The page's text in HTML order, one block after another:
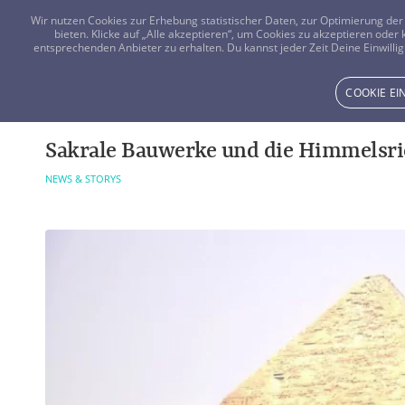
Sakrale Bauwerke und die
NEWS & STORYS
Wir nutzen Cookies zur Erhebung statistischer Daten, zur Optimierung
bieten. Klicke auf „Alle akzeptieren“, um Cookies zu akzeptieren
entsprechenden Anbieter zu erhalten. Du kannst jeder Zeit Deine
COOKIE